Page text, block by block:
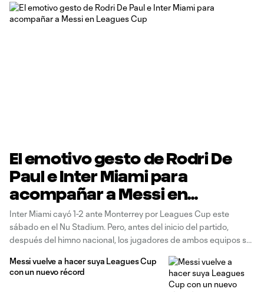
El emotivo gesto de Rodri De
Paul e Inter Miami para
acompañar a Messi en
Leagues Cup
Inter Miami cayó 1-2 ante Monterrey por Leagues Cup este
sábado en el Nu Stadium. Pero, antes del inicio del partido,
después del himno nacional, los jugadores de ambos equipos se
silencio en memoria de Jorge Messi, padre
Messi vuelve a hacer suya Leagues Cup
con un nuevo récord